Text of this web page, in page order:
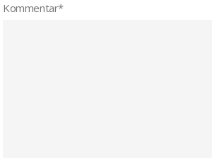
Kommentar*